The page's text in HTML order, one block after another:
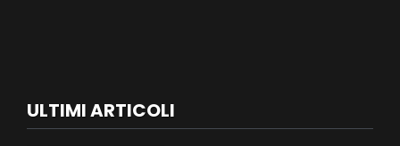
ULTIMI ARTICOLI